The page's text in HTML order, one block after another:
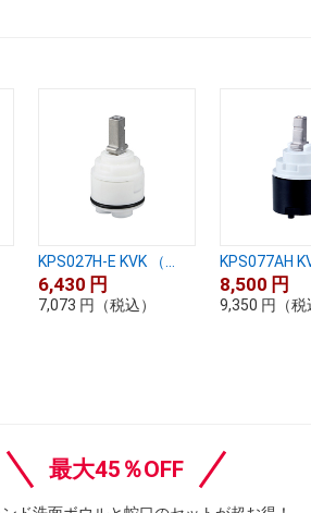
KPS027H-E KVK （...
6,430 円
7,073 円 （税込）
KPS077AH
8,500 円
9,350 円 （税
最大45％OFF